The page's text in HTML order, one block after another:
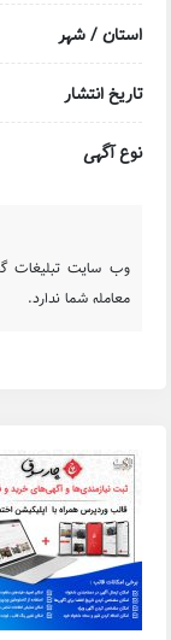
استان / شهر
تاریخ انتشار
نوع آگهی
وب سایت تبلیغات
معامله شما ندارد.